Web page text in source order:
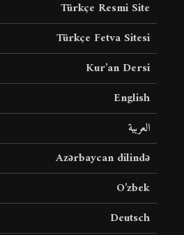
Türkçe Resmi Site
Türkçe Fetva Sitesi
Kur’an Dersi
English
العربية
Azərbaycan dilində
O’zbek
Deutsch